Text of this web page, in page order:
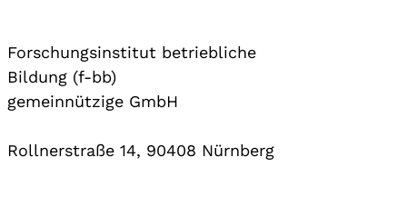
Forschungsinstitut betriebliche
Bildung (f-bb)
gemeinnützige GmbH
Rollnerstraße 14, 90408 Nürnberg